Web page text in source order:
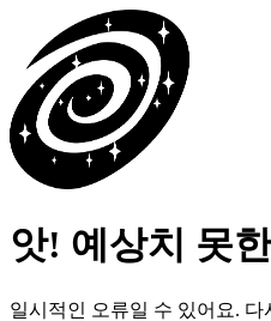
앗! 예상치 못
일시적인 오류일 수 있어요. 다